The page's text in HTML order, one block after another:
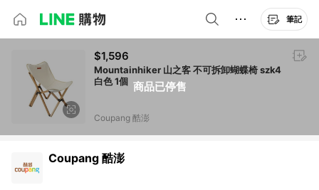
筆記
商品已停售
$1,596
Mountainhiker 山之客 不可拆卸蝴蝶椅 szk4
白色 1個
Coupang 酷澎
Coupang 酷澎